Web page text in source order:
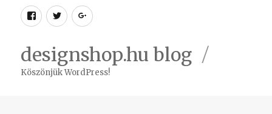
Facebook
TwitterGoogle
designshop.hu blog
Köszönjük WordPress!